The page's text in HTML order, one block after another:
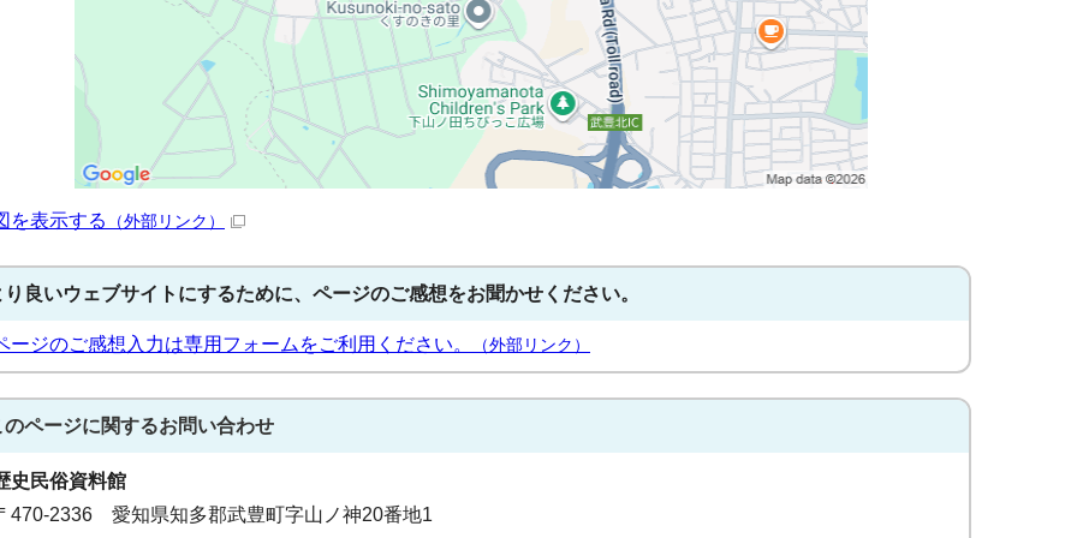
を表示する （外部リンク）
り良いウェブサイトにするために、ページのご感想をお聞かせください。
ージのご感想入力は専用フォームをご利用ください。 （外部リンク）
のページに関するお問い合わせ
史民俗資料館
470-2336 愛知県知多郡武豊町字山ノ神20番地1